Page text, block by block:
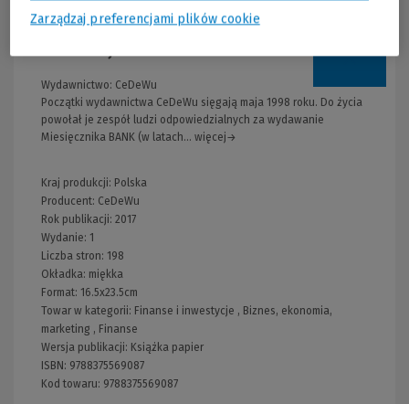
Wydawnictwo: CeDeWu
Początki wydawnictwa CeDeWu sięgają maja 1998 roku. Do życia
powołał je zespół ludzi odpowiedzialnych za wydawanie
Miesięcznika BANK (w latach... więcej→
Kraj produkcji: Polska
Producent: CeDeWu
Rok publikacji: 2017
Wydanie: 1
Liczba stron: 198
Okładka: miękka
Format: 16.5x23.5cm
Towar w kategorii: Finanse i inwestycje , Biznes, ekonomia,
marketing , Finanse
Wersja publikacji: Książka papier
ISBN: 9788375569087
Kod towaru: 9788375569087
Zarządzaj preferencjami plików cookie